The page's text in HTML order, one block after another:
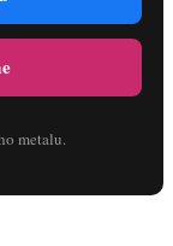
metalu.